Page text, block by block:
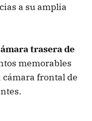
a su amplia
trasera de
memorables
frontal de